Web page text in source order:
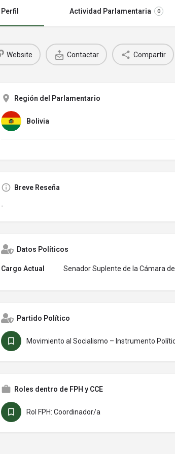
Perfil Actividad Parlamentaria 0
Website Contactar Compartir
Región del Parlamentario
Bolivia
Breve Reseña
-
Datos Políticos
Cargo Actual Senador Suplente de la Cámara
Partido Político
Movimiento al Socialismo – Instrumento
Roles dentro de FPH y CCE
Rol FPH: Coordinador/a